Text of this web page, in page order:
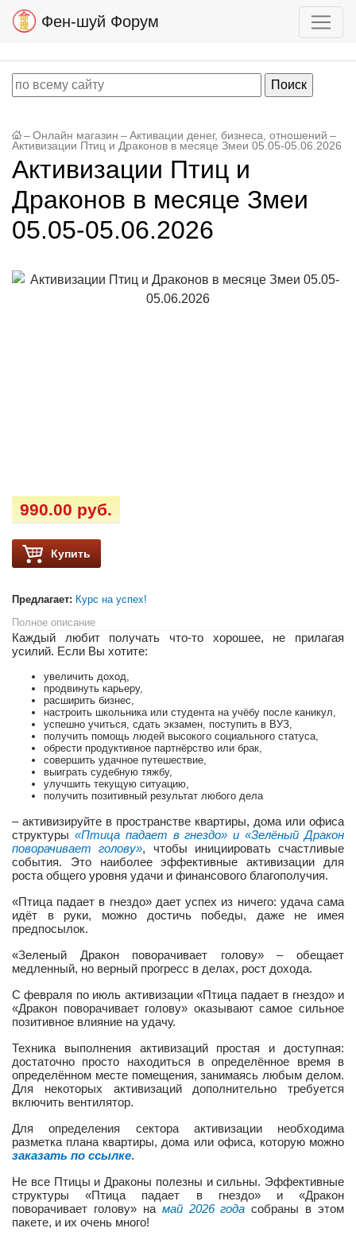
Фен-шуй Форум
– Онлайн магазин – Активации денег, бизнеса, отношений –
Активизации Птиц и Драконов в месяце Змеи 05.05-05.06.2026
Активизации Птиц и
Драконов в месяце Змеи
05.05-05.06.2026
990.00 руб.
Купить
Предлагает: Курс на успех!
Полное описание
Каждый любит получать что-то хорошее, не прилагая
усилий. Если Вы хотите:
увеличить доход,
продвинуть карьеру,
расширить бизнес,
настроить школьника или студента на учёбу после каникул,
успешно учиться, сдать экзамен, поступить в ВУЗ,
получить помощь людей высокого социального статуса,
обрести продуктивное партнёрство или брак,
совершить удачное путешествие,
выиграть судебную тяжбу,
улучшить текущую ситуацию,
получить позитивный результат любого дела
– активизируйте в пространстве квартиры, дома или офиса
структуры «Птица падает в гнездо» и «Зелёный Дракон
поворачивает голову», чтобы инициировать счастливые
события. Это наиболее эффективные активизации для
роста общего уровня удачи и финансового благополучия.
«Птица падает в гнездо» дает успех из ничего: удача сама
идёт в руки, можно достичь победы, даже не имея
предпосылок.
«Зеленый Дракон поворачивает голову» – обещает
медленный, но верный прогресс в делах, рост дохода.
С февраля по июль активизации «Птица падает в гнездо» и
«Дракон поворачивает голову» оказывают самое сильное
позитивное влияние на удачу.
Техника выполнения активизаций простая и доступная:
достаточно просто находиться в определённое время в
определённом месте помещения, занимаясь любым делом.
Для некоторых активизаций дополнительно требуется
включить вентилятор.
Для определения сектора активизации необходима
разметка плана квартиры, дома или офиса, которую можно
заказать по ссылке.
Не все Птицы и Драконы полезны и сильны. Эффективные
структуры «Птица падает в гнездо» и «Дракон
поворачивает голову» на май 2026 года собраны в этом
пакете, и их очень много!